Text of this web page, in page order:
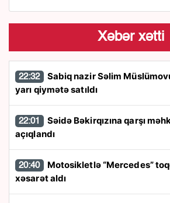
Xəbər xətti
22:32
yarı qiymətə satıldı
22:01
açıqlandı
20:40
xəsarət aldı